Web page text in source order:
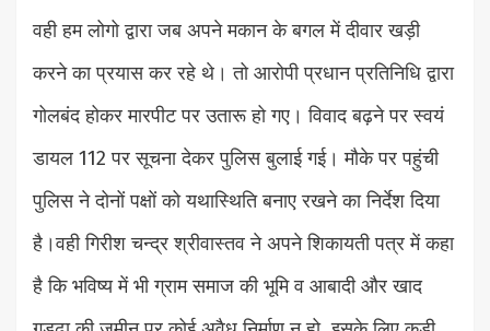
वही हम लोगो द्वारा जब अपने मकान के बगल में दीवार खड़ी
करने का प्रयास कर रहे थे। तो आरोपी प्रधान प्रतिनिधि द्वारा
गोलबंद होकर मारपीट पर उतारू हो गए। विवाद बढ़ने पर स्वयं
डायल 112 पर सूचना देकर पुलिस बुलाई गई। मौके पर पहुंची
पुलिस ने दोनों पक्षों को यथास्थिति बनाए रखने का निर्देश दिया
है।वही गिरीश चन्द्र श्रीवास्तव ने अपने शिकायती पत्र में कहा
है कि भविष्य में भी ग्राम समाज की भूमि व आबादी और खाद